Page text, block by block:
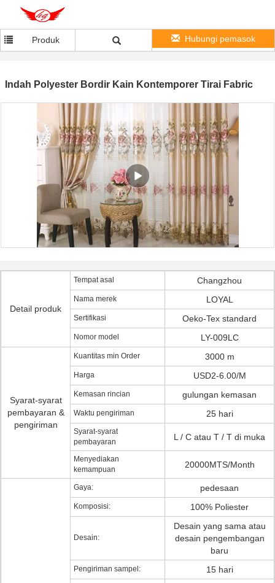
Produk Hubungi pemasok
Indah Polyester Bordir Kain Kontemporer Tirai Fabric
Detail produk
Tempat asal Changzhou
Nama merek LOYAL
Sertifikasi Oeko-Tex standard
Nomor model LY-009LC
Syarat-syarat
pembayaran &
pengiriman
Kuantitas min Order 3000 m
Harga USD2-6.00/M
Kemasan rincian gulungan kemasan
Waktu pengiriman 25 hari
Syarat-syarat
pembayaran
L / C atau T / T di muka
Menyediakan
kemampuan
20000MTS/Month
Gaya: pedesaan
Komposisi: 100% Poliester
Desain:
Desain yang sama atau
desain pengembangan
baru
Pengiriman sampel: 15 hari